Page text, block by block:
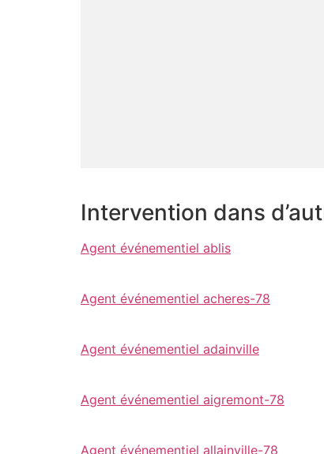
Intervention dans
Agent événementiel ablis
Agent événementiel acheres-78
Agent événementiel adainville
Agent événementiel aigremont-78
Agent événementiel allainville-78